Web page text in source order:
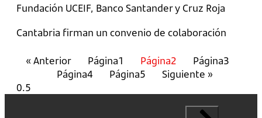
Fundación UCEIF, Banco Santander y Cruz Roja
Cantabria firman un convenio de colaboración
« Anterior Página1 Página2 Página3
Página4 Página5 Siguiente »